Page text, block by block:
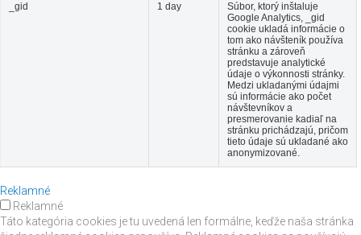
_gid 1 day
Súbor, ktorý inštaluje
Google Analytics, _gid
cookie ukladá informácie o
tom ako návšteník používa
stránku a zároveň
predstavuje analytické
údaje o výkonnosti stránky.
Medzi ukladanými údajmi
sú informácie ako počet
návštevníkov a
presmerovanie kadiaľ na
stránku prichádzajú, pričom
tieto údaje sú ukladané ako
anonymizované.
Reklamné
Reklamné
Táto kategória cookies je tu uvedená len formálne, keďže naša stránka